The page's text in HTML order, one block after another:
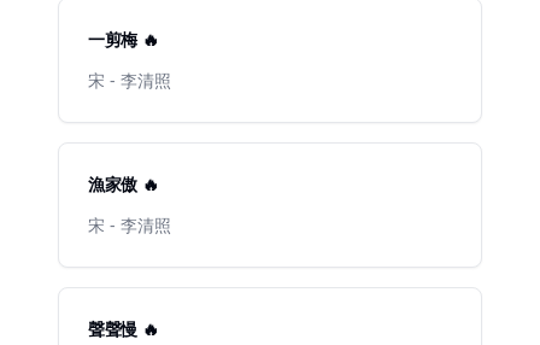
一剪梅 🔥
宋 - 李清照
漁家傲 🔥
宋 - 李清照
聲聲慢 🔥